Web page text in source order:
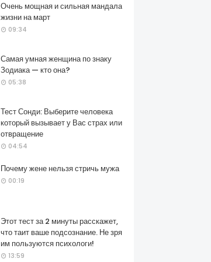
Очень мощная и сильная мандала
жизни на март
09:34
Самая умная женщина по знаку
Зодиака — кто она?
05:38
Тест Сонди: Выберите человека
который вызывает у Вас страх или
отвращение
04:54
Почему жене нельзя стричь мужа
00:19
Этот тест за 2 минуты расскажет,
что таит ваше подсознание. Не зря
им пользуются психологи!
13:59